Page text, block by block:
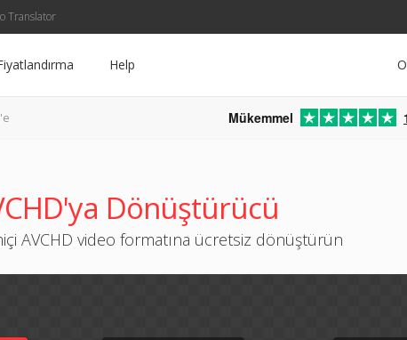
Translator
Help
Mükemmel
Dönüştürücü
AVCHD video formatına ücretsiz dönüştürün